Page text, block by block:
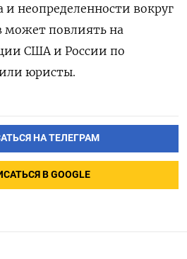
и неопределенности вокруг
может повлиять на
США и России по
юристы.
НА ТЕЛЕГРАМ
В GOOGLE